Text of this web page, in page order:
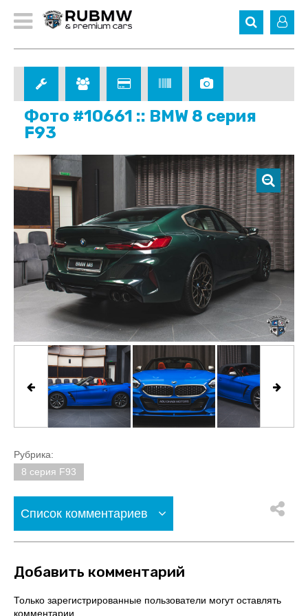
Фото #10661 :: BMW 8 серия
F93
Рубрика:
8 серия F93
Список комментариев
Добавить комментарий
Только зарегистрированные пользователи могут оставлять
комментарии.